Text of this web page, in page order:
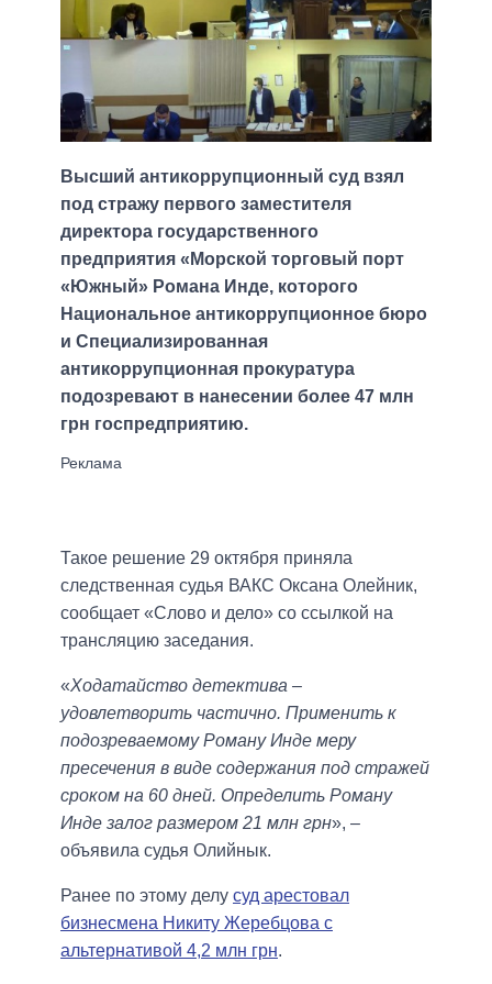
Высший антикоррупционный суд взял
под стражу первого заместителя
директора государственного
предприятия «Морской торговый порт
«Южный» Романа Инде, которого
Национальное антикоррупционное бюро
и Специализированная
антикоррупционная прокуратура
подозревают в нанесении более 47 млн ​​
грн госпредприятию.
Такое решение 29 октября приняла
следственная судья ВАКС Оксана Олейник,
сообщает «Слово и дело» со ссылкой на
трансляцию заседания.
«Ходатайство детектива –
удовлетворить частично. Применить к
подозреваемому Роману Инде меру
пресечения в виде содержания под стражей
сроком на 60 дней. Определить Роману
Инде залог размером 21 млн грн», –
объявила судья Олийнык.
Ранее по этому делу суд арестовал
бизнесмена Никиту Жеребцова с
альтернативой 4,2 млн грн.